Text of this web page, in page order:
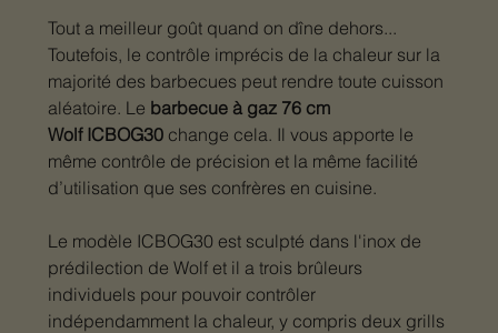
Tout a meilleur goût quand on dîne dehors...
Toutefois, le contrôle imprécis de la chaleur sur la
majorité des barbecues peut rendre toute cuisson
aléatoire. Le barbecue à gaz 76 cm
Wolf ICBOG30change cela. Il vous apporte le
même contrôle de précision et la même facilité
d’utilisation que ses confrères en cuisine.
Le modèle ICBOG30 est sculpté dans l'inox de
prédilection de Wolf et il a trois brûleurs
individuels pour pouvoir contrôler
indépendamment la chaleur, y compris deux grills